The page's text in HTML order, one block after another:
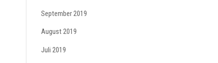
September 2019
August 2019
Juli 2019